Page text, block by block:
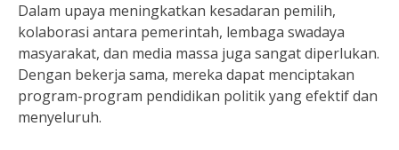
Dalam upaya meningkatkan kesadaran pemilih,
kolaborasi antara pemerintah, lembaga swadaya
masyarakat, dan media massa juga sangat diperlukan.
Dengan bekerja sama, mereka dapat menciptakan
program-program pendidikan politik yang efektif dan
menyeluruh.